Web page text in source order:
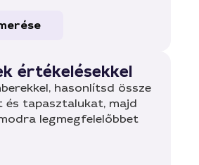
értékelésekkel
hasonlítsd össze
és tapasztalukat, majd
legmegfelelőbbet